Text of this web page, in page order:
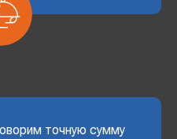
точную сумму